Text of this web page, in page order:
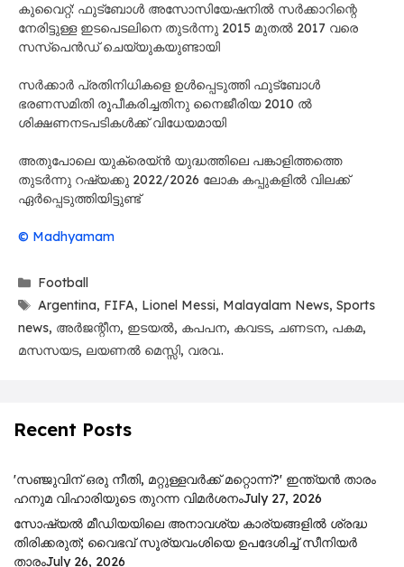
കുവൈറ്റ്: ഫുട്ബോൾ അസോസിയേഷനിൽ സർക്കാറിന്റെ
നേരിട്ടുള്ള ഇടപെടലിനെ തുടർന്നു 2015 മുതൽ 2017 വരെ
സസ്‌പെൻഡ് ചെയ്യുകയുണ്ടായി
സർക്കാർ പ്രതിനിധികളെ ഉൾപ്പെടുത്തി ഫുട്ബോൾ
ഭരണസമിതി രൂപീകരിച്ചതിനു നൈജീരിയ 2010 ൽ
ശിക്ഷണനടപടികൾക്ക് വിധേയമായി
അതുപോലെ യുക്രെയ്ൻ യുദ്ധത്തിലെ പങ്കാളിത്തത്തെ
തുടർന്നു റഷ്യക്കു 2022/2026 ലോക കപ്പുകളിൽ വിലക്ക്
ഏർപ്പെടുത്തിയിട്ടുണ്ട്
© Madhyamam
Categories
Football
Tags
Argentina, FIFA, Lionel Messi, Malayalam News,Sports
news, അർജന്റീന, ഇടയൽ, കപപന, കവടട, ചണടന, പകമ,
മസസയട, ലയണൽ മെസ്സി, വരവ..
Recent Posts
'സഞ്ജുവിന് ഒരു നീതി, മറ്റുള്ളവർക്ക് മറ്റൊന്ന്?' ഇന്ത്യൻ താരം
ഹനുമ വിഹാരിയുടെ തുറന്ന വിമർശനംJuly 27, 2026
സോഷ്യൽ മീഡിയയിലെ അനാവശ്യ കാര്യങ്ങളിൽ ശ്രദ്ധ
തിരിക്കരുത്; വൈഭവ് സൂര്യവംശിയെ ഉപദേശിച്ച് സീനിയർ
താരംJuly 26, 2026